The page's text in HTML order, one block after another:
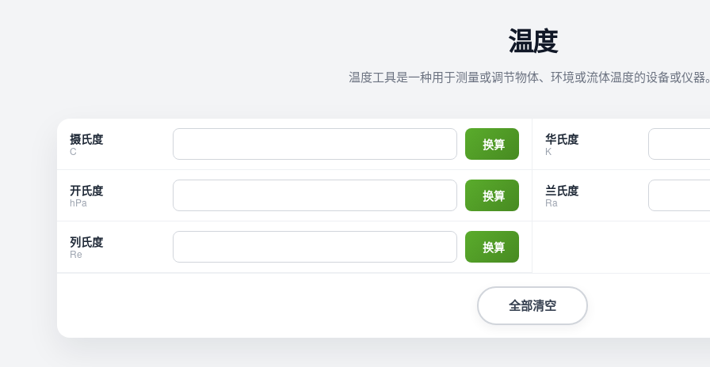
温度
温度工具是一种用于测量或调节物体、环境或流体温度的设备或仪器
摄氏度
C
华氏度
K
开氏度
hPa
兰氏度
Ra
列氏度
Re
全部清空